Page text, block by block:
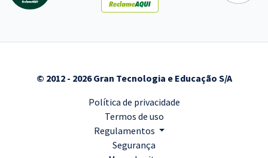
© 2012 - 2026 Gran Tecnologia e Educação S/A
Política de privacidade
Termos de uso
Regulamentos
Segurança